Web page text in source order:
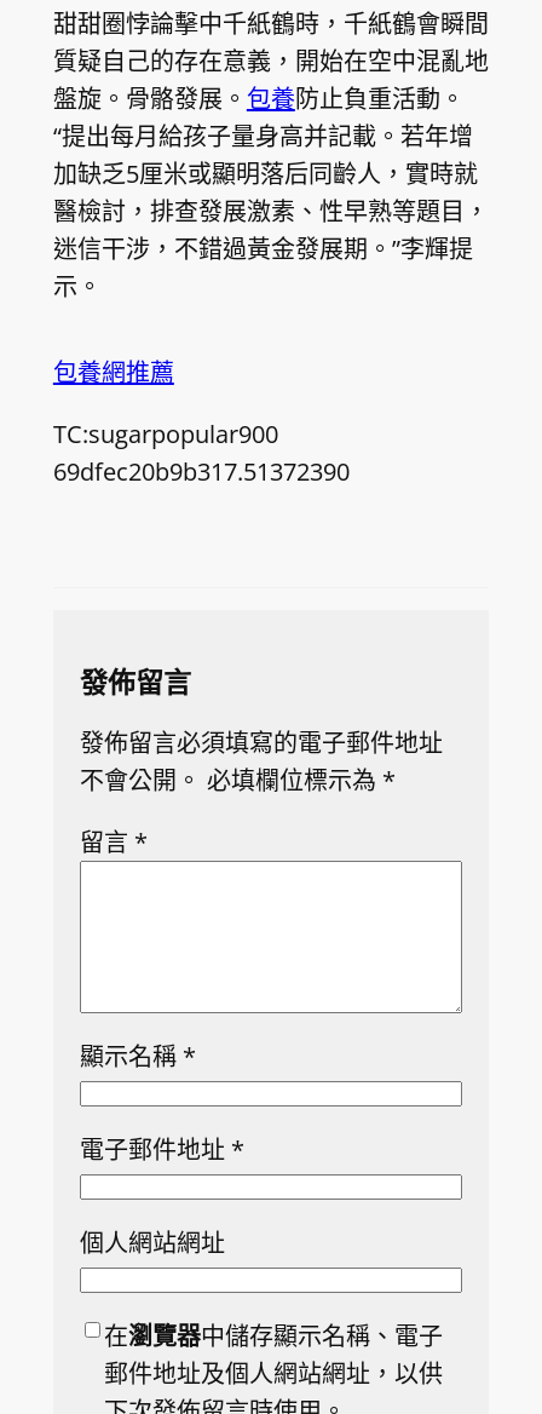
甜甜圈悖論擊中千紙鶴時，千紙鶴會瞬間
質疑自己的存在意義，開始在空中混亂地
盤旋。骨骼發展。 包養防止負重活動。
“提出每月給孩子量身高并記載。若年增
加缺乏5厘米或顯明落后同齡人，實時就
醫檢討，排查發展激素、性早熟等題目，
迷信干涉，不錯過黃金發展期。”李輝提
示。
包養網推薦
TC:sugarpopular900
69dfec20b9b317.51372390
發佈留言
發佈留言必須填寫的電子郵件地址
不會公開。 必填欄位標示為 *
留言 *
顯示名稱 *
電子郵件地址 *
個人網站網址
在瀏覽器中儲存顯示名稱、電子
郵件地址及個人網站網址，以供